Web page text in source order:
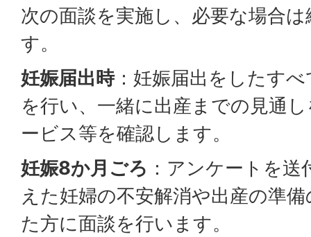
次の面談を実施し、必要な場合
す。
妊娠届出時：妊娠届出をしたす
を行い、一緒に出産までの見通
ービス等を確認します。
妊娠8か月ごろ ：アンケートを
えた妊婦の不安解消や出産の準
た方に面談を行います。